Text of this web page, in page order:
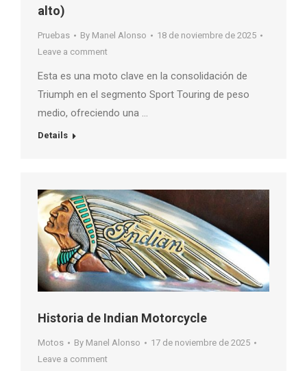
alto)
Pruebas By Manel Alonso
18 de noviembre de 2025
Leave a comment
Esta es una moto clave en la consolidación de
Triumph en el segmento Sport Touring de peso
medio, ofreciendo una …
Details
Historia de Indian Motorcycle
Motos By Manel Alonso
17 de noviembre de 2025
Leave a comment